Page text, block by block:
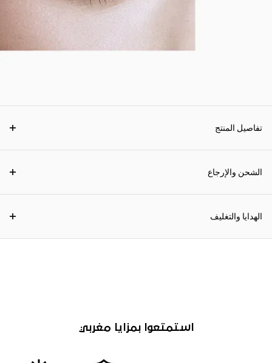
تفاصيل المنتج
الشحن والإرجاع
الهدايا والتغليف
استمتعوا بمزايا مغربي